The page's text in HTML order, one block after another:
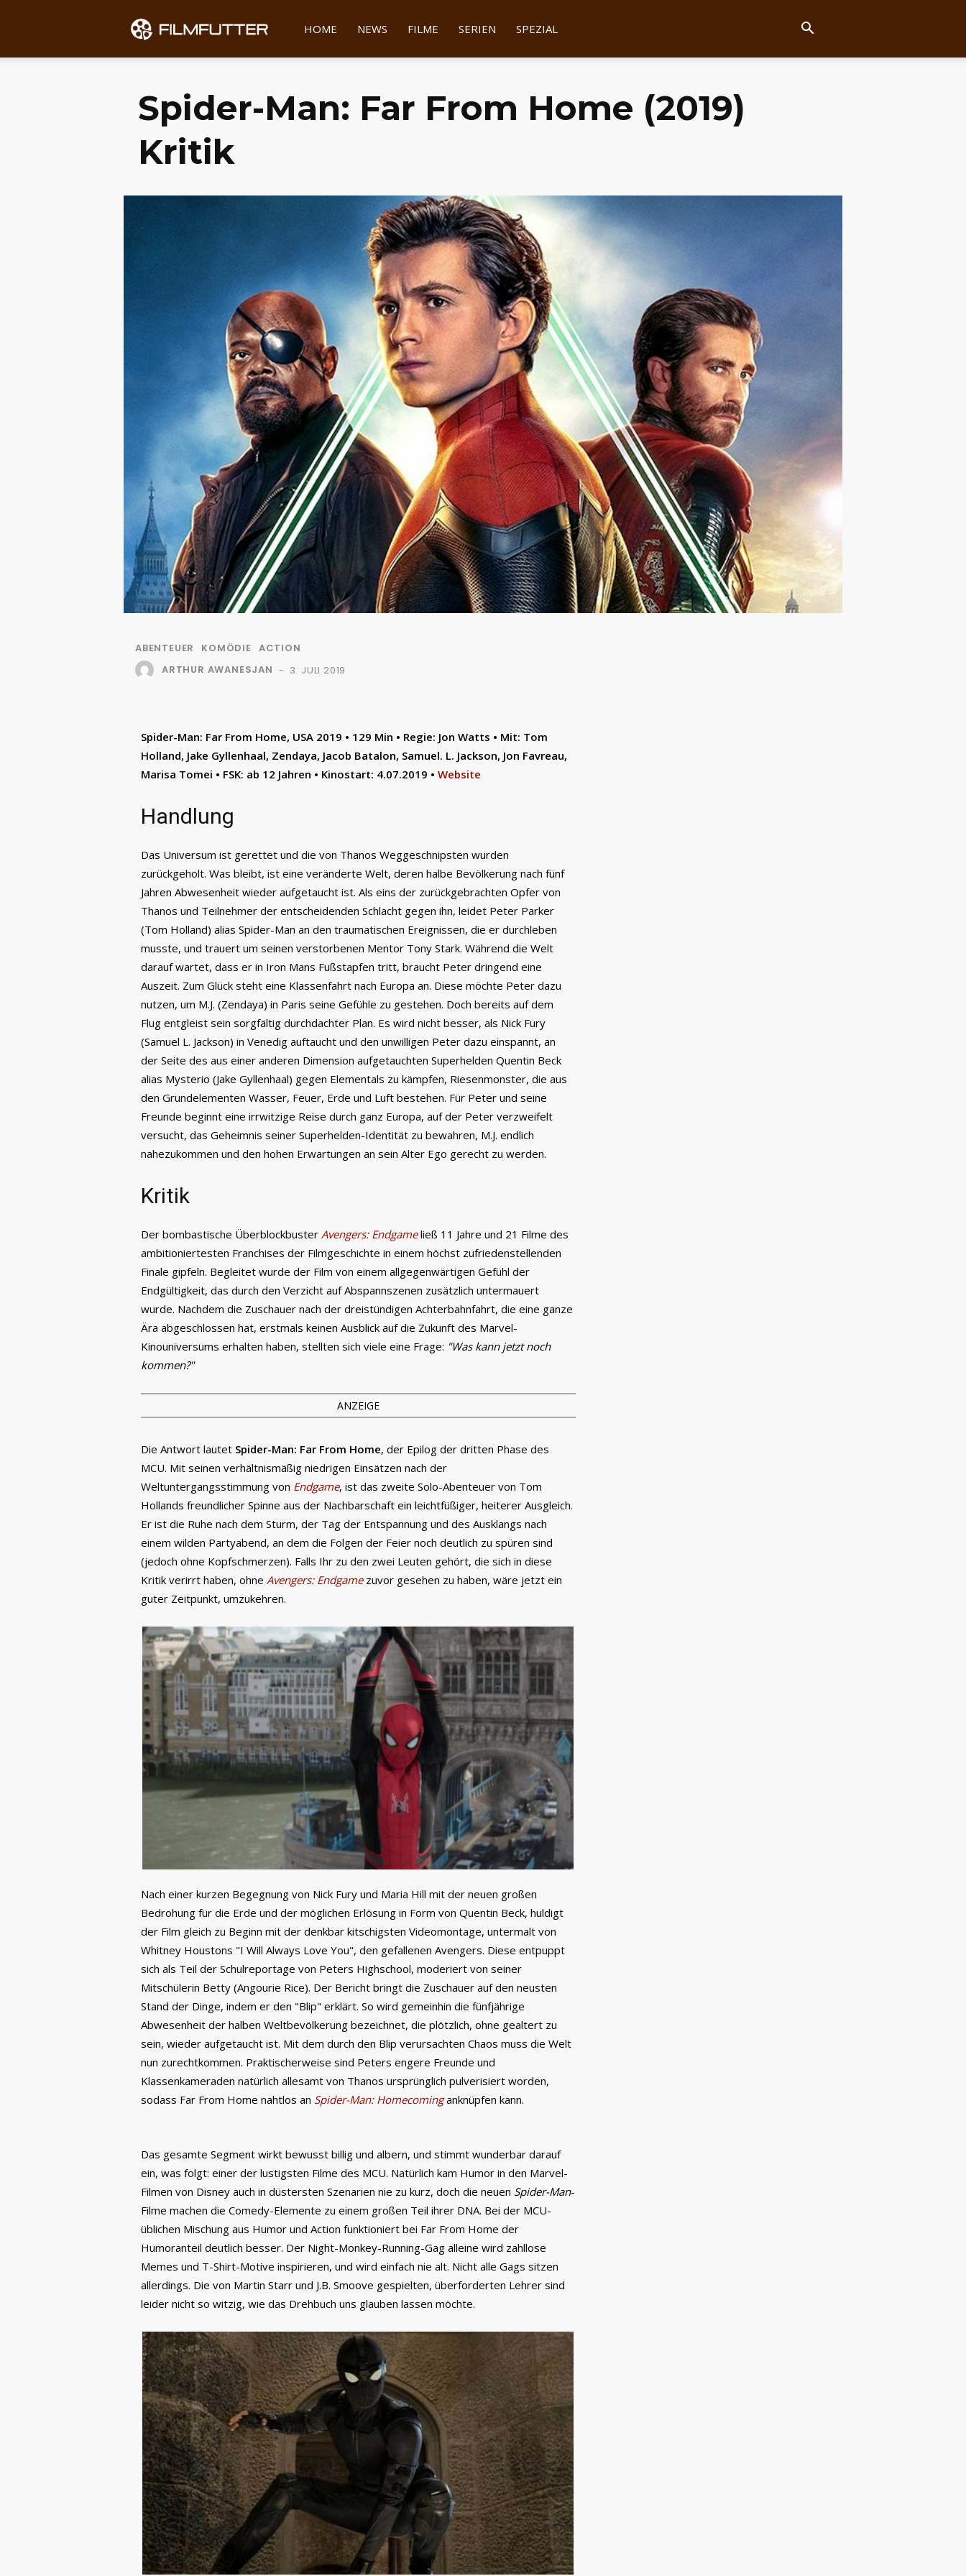
Filmfutter
HOME NEWS FILME SERIEN SPEZIAL
Spider-Man: Far From Home (2019)
Kritik
ABENTEUER KOMÖDIE ACTION
ARTHUR AWANESJAN - 3. JULI 2019
Spider-Man: Far From Home, USA 2019 • 129 Min • Regie: Jon Watts • Mit: Tom
Holland, Jake Gyllenhaal, Zendaya, Jacob Batalon, Samuel. L. Jackson, Jon Favreau,
Marisa Tomei • FSK: ab 12 Jahren • Kinostart: 4.07.2019 • Website
Handlung
Das Universum ist gerettet und die von Thanos Weggeschnipsten wurden
zurückgeholt. Was bleibt, ist eine veränderte Welt, deren halbe Bevölkerung nach fünf
Jahren Abwesenheit wieder aufgetaucht ist. Als eins der zurückgebrachten Opfer von
Thanos und Teilnehmer der entscheidenden Schlacht gegen ihn, leidet Peter Parker
(Tom Holland) alias Spider-Man an den traumatischen Ereignissen, die er durchleben
musste, und trauert um seinen verstorbenen Mentor Tony Stark. Während die Welt
darauf wartet, dass er in Iron Mans Fußstapfen tritt, braucht Peter dringend eine
Auszeit. Zum Glück steht eine Klassenfahrt nach Europa an. Diese möchte Peter dazu
nutzen, um M.J. (Zendaya) in Paris seine Gefühle zu gestehen. Doch bereits auf dem
Flug entgleist sein sorgfältig durchdachter Plan. Es wird nicht besser, als Nick Fury
(Samuel L. Jackson) in Venedig auftaucht und den unwilligen Peter dazu einspannt, an
der Seite des aus einer anderen Dimension aufgetauchten Superhelden Quentin Beck
alias Mysterio (Jake Gyllenhaal) gegen Elementals zu kämpfen, Riesenmonster, die aus
den Grundelementen Wasser, Feuer, Erde und Luft bestehen. Für Peter und seine
Freunde beginnt eine irrwitzige Reise durch ganz Europa, auf der Peter verzweifelt
versucht, das Geheimnis seiner Superhelden-Identität zu bewahren, M.J. endlich
nahezukommen und den hohen Erwartungen an sein Alter Ego gerecht zu werden.
Kritik
Der bombastische Überblockbuster Avengers: Endgameließ 11 Jahre und 21 Filme des
ambitioniertesten Franchises der Filmgeschichte in einem höchst zufriedenstellenden
Finale gipfeln. Begleitet wurde der Film von einem allgegenwärtigen Gefühl der
Endgültigkeit, das durch den Verzicht auf Abspannszenen zusätzlich untermauert
wurde. Nachdem die Zuschauer nach der dreistündigen Achterbahnfahrt, die eine ganze
Ära abgeschlossen hat, erstmals keinen Ausblick auf die Zukunft des Marvel-
Kinouniversums erhalten haben, stellten sich viele eine Frage: "Was kann jetzt noch
kommen?"
ANZEIGE
Die Antwort lautet Spider-Man: Far From Home, der Epilog der dritten Phase des
MCU. Mit seinen verhältnismäßig niedrigen Einsätzen nach der
Weltuntergangsstimmung von Endgame, ist das zweite Solo-Abenteuer von Tom
Hollands freundlicher Spinne aus der Nachbarschaft ein leichtfüßiger, heiterer Ausgleich.
Er ist die Ruhe nach dem Sturm, der Tag der Entspannung und des Ausklangs nach
einem wilden Partyabend, an dem die Folgen der Feier noch deutlich zu spüren sind
(jedoch ohne Kopfschmerzen). Falls Ihr zu den zwei Leuten gehört, die sich in diese
Kritik verirrt haben, ohne Avengers: Endgamezuvor gesehen zu haben, wäre jetzt ein
guter Zeitpunkt, umzukehren.
Nach einer kurzen Begegnung von Nick Fury und Maria Hill mit der neuen großen
Bedrohung für die Erde und der möglichen Erlösung in Form von Quentin Beck, huldigt
der Film gleich zu Beginn mit der denkbar kitschigsten Videomontage, untermalt von
Whitney Houstons "I Will Always Love You", den gefallenen Avengers. Diese entpuppt
sich als Teil der Schulreportage von Peters Highschool, moderiert von seiner
Mitschülerin Betty (Angourie Rice). Der Bericht bringt die Zuschauer auf den neusten
Stand der Dinge, indem er den "Blip" erklärt. So wird gemeinhin die fünfjährige
Abwesenheit der halben Weltbevölkerung bezeichnet, die plötzlich, ohne gealtert zu
sein, wieder aufgetaucht ist. Mit dem durch den Blip verursachten Chaos muss die Welt
nun zurechtkommen. Praktischerweise sind Peters engere Freunde und
Klassenkameraden natürlich allesamt von Thanos ursprünglich pulverisiert worden,
sodass Far From Home nahtlos an Spider-Man: Homecominganknüpfen kann.
Das gesamte Segment wirkt bewusst billig und albern, und stimmt wunderbar darauf
ein, was folgt: einer der lustigsten Filme des MCU. Natürlich kam Humor in den Marvel-
Filmen von Disney auch in düstersten Szenarien nie zu kurz, doch die neuen Spider-Man-
Filme machen die Comedy-Elemente zu einem großen Teil ihrer DNA. Bei der MCU-
üblichen Mischung aus Humor und Action funktioniert bei Far From Home der
Humoranteil deutlich besser. Der Night-Monkey-Running-Gag alleine wird zahllose
Memes und T-Shirt-Motive inspirieren, und wird einfach nie alt. Nicht alle Gags sitzen
allerdings. Die von Martin Starr und J.B. Smoove gespielten, überforderten Lehrer sind
leider nicht so witzig, wie das Drehbuch uns glauben lassen möchte.